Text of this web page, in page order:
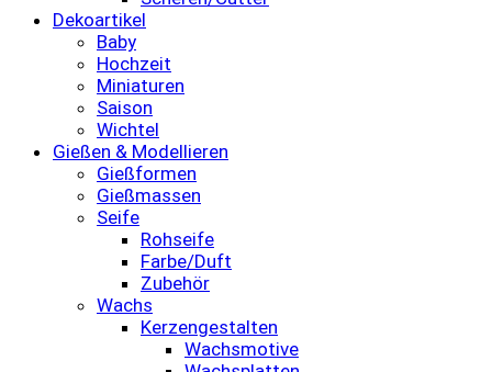
Dekoartikel
Baby
Hochzeit
Miniaturen
Saison
Wichtel
Gießen & Modellieren
Gießformen
Gießmassen
Seife
Rohseife
Farbe/Duft
Zubehör
Wachs
Kerzengestalten
Wachsmotive